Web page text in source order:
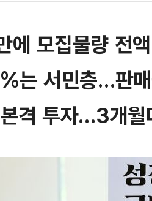
에 모집물량 전
는 서민층…판
격 투자…3개월